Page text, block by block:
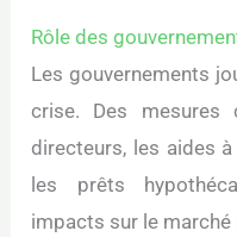
Rôle des
Les gouvernements
crise. Des
directeurs, les aides
les prêts
impacts sur le marché